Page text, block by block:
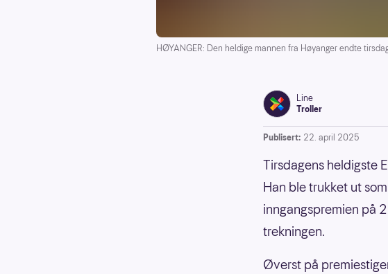
HØYANGER: Den heldige mannen fra Høyanger endte
Line
Troller
Publisert: 22. april 2025
Tirsdagens heldigste
Han ble trukket ut
inngangspremien på
trekningen.
Øverst på